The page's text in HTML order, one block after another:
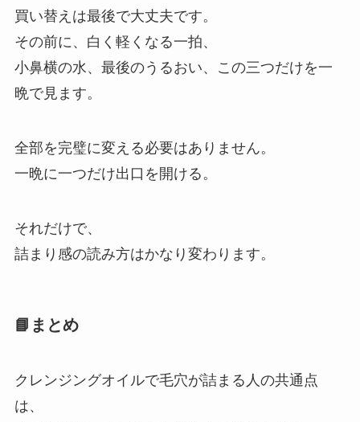
買い替えは最後で大丈夫です。
その前に、白く軽くなる一拍、
小鼻横の水、最後のうるおい、この三つだけを一
晩で見ます。
全部を完璧に変える必要はありません。
一晩に一つだけ出口を開ける。
それだけで、
詰まり感の読み方はかなり変わります。
📘まとめ
クレンジングオイルで毛穴が詰まる人の共通点
は、